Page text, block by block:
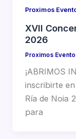
Proximos
XVII
2026
Proximos
¡ABRIMOS
inscribirte
Ría de Noia
para